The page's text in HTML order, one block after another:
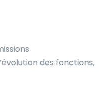
des fonctions,